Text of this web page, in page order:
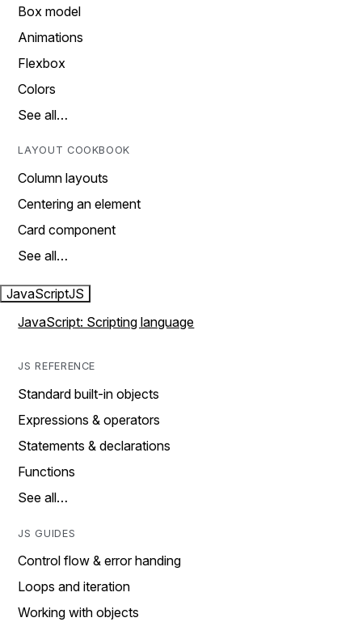
Box model
Animations
Flexbox
Colors
See all…
LAYOUT COOKBOOK
Column layouts
Centering an element
Card component
See all…
JavaScriptJS
JavaScript: Scripting language
JS REFERENCE
Standard built-in objects
Expressions & operators
Statements & declarations
Functions
See all…
JS GUIDES
Control flow & error handing
Loops and iteration
Working with objects